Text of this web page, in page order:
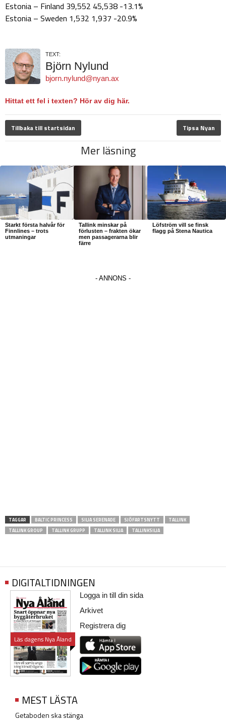
Estonia – Finland 39,552 45,538 -13.1%
Estonia – Sweden 1,532 1,937 -20.9%
TEXT:
Björn Nylund
bjorn.nylund@nyan.ax
Hittat ett fel i texten? Hör av dig här.
Tillbaka till startsidan Tipsa Nyan
Mer läsning
Starkt första halvår för
Finnlines – trots
utmaningar
Tallink minskar på
förlusten – frakten ökar
men passagerarna blir
färre
Löfström vill se finsk
flagg på Stena Nautica
TAGGAR BALTIC PRINCESS SILJA SERENADE SJÖFARTSNYTT
TALLINK
TALLINK GROUP
TALLINK GRUPP TALLINK SILJA TALLINKSILJA
DIGITALTIDNINGEN
Läs dagens Nya Åland
Logga in till din sida
Arkivet
Registrera dig
MEST LÄSTA
Getaboden ska stänga